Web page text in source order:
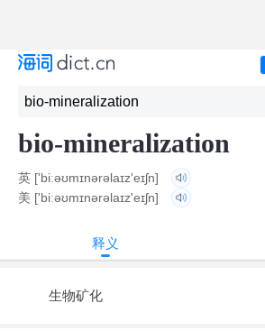
bio-mineralization
英 ['biːəʊmɪnərəlaɪz'eɪʃn]
美 ['biːəʊmɪnərəlaɪz'eɪʃn]
释义
生物矿化